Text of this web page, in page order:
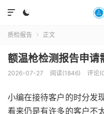


质检报告  正文
额温枪检测报告申请
2026-07-27 阅读(1846) 评论
小编在接待客户的时分发
看来仍是有许多的客户不